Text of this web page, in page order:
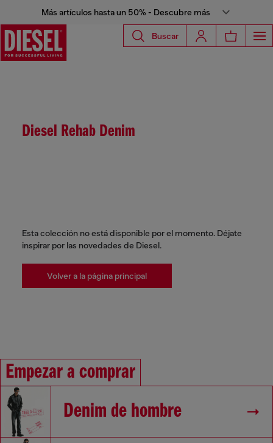
Más artículos hasta un 50% - Descubre más
Buscar
Diesel Rehab Denim
Esta colección no está disponible por el momento. Déjate
inspirar por las novedades de Diesel.
Volver a la página principal
Empezar a comprar
Denim de hombre